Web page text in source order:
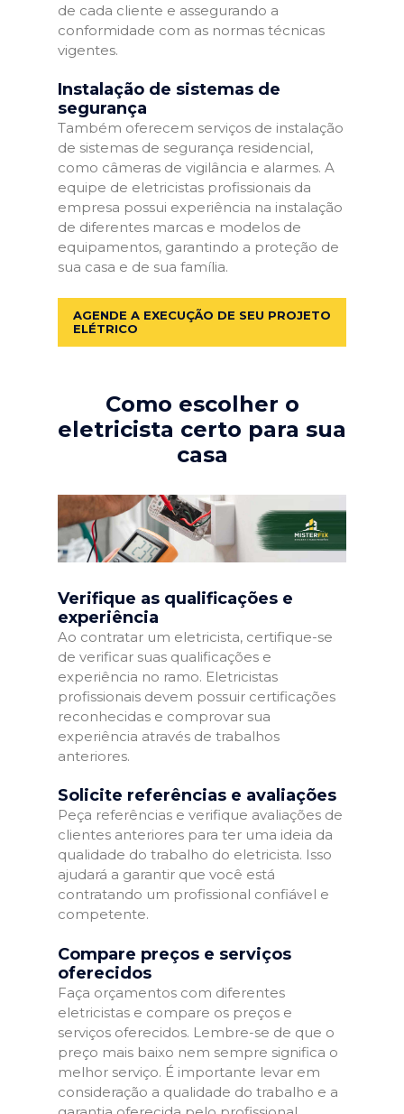
de cada cliente e assegurando a
conformidade com as normas técnicas
vigentes.
Instalação de sistemas de
segurança
Também oferecem serviços de instalação
de sistemas de segurança residencial,
como câmeras de vigilância e alarmes. A
equipe de eletricistas profissionais da
empresa possui experiência na instalação
de diferentes marcas e modelos de
equipamentos, garantindo a proteção de
sua casa e de sua família.
AGENDE A EXECUÇÃO DE SEU PROJETO
ELÉTRICO
Como escolher o
eletricista certo para sua
casa
Verifique as qualificações e
experiência
Ao contratar um eletricista, certifique-se
de verificar suas qualificações e
experiência no ramo. Eletricistas
profissionais devem possuir certificações
reconhecidas e comprovar sua
experiência através de trabalhos
anteriores.
Solicite referências e avaliações
Peça referências e verifique avaliações de
clientes anteriores para ter uma ideia da
qualidade do trabalho do eletricista. Isso
ajudará a garantir que você está
contratando um profissional confiável e
competente.
Compare preços e serviços
oferecidos
Faça orçamentos com diferentes
eletricistas e compare os preços e
serviços oferecidos. Lembre-se de que o
preço mais baixo nem sempre significa o
melhor serviço. É importante levar em
consideração a qualidade do trabalho e a